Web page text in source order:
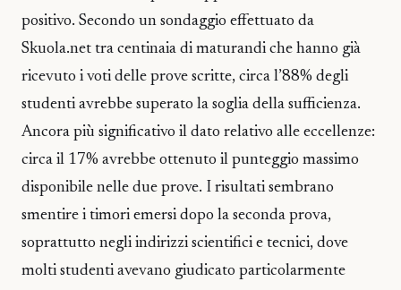
positivo. Secondo un sondaggio effettuato da
Skuola.net tra centinaia di maturandi che hanno già
ricevuto i voti delle prove scritte, circa l’88% degli
studenti avrebbe superato la soglia della sufficienza.
Ancora più significativo il dato relativo alle eccellenze:
circa il 17% avrebbe ottenuto il punteggio massimo
disponibile nelle due prove. I risultati sembrano
smentire i timori emersi dopo la seconda prova,
soprattutto negli indirizzi scientifici e tecnici, dove
molti studenti avevano giudicato particolarmente